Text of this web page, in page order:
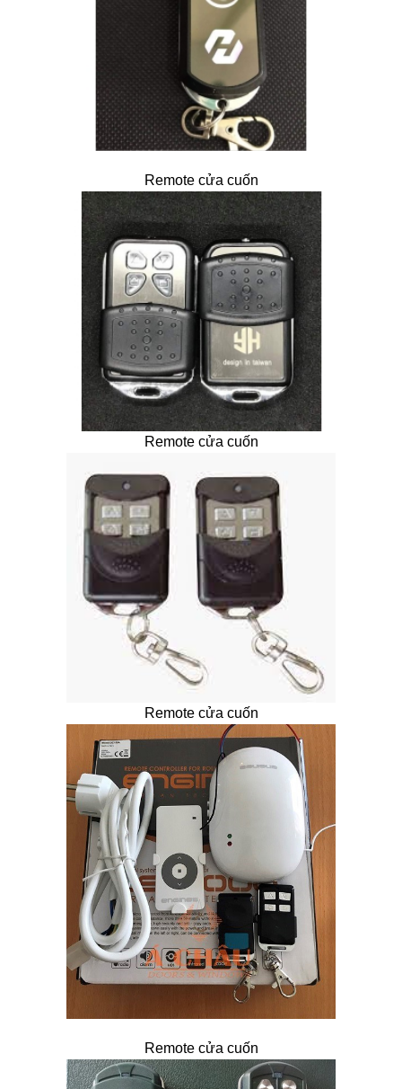
Remote cửa cuốn
Remote cửa cuốn
Remote cửa cuốn
Remote cửa cuốn